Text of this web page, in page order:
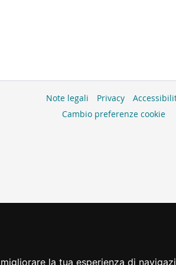
la tua esperienza di
Note legali Privacy
Cambio preferenze cookie